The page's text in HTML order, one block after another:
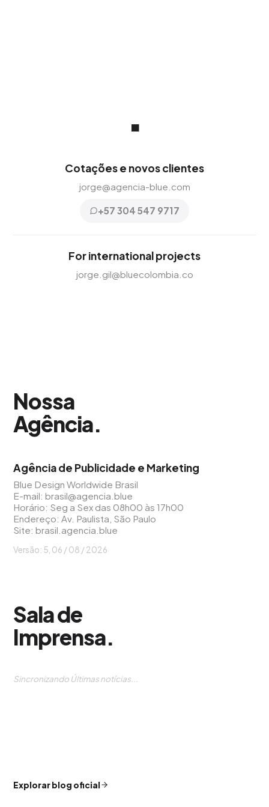
.
Cotações e novos clientes
jorge@agencia-blue.com
+57 304 547 9717
For international projects
jorge.gil@bluecolombia.co
Nossa
Agência.
Agência de Publicidade e Marketing
Blue Design Worldwide Brasil
E-mail:brasil@agencia.blue
Horário: Seg a Sex das 08h00 às 17h00
Endereço: Av. Paulista, São Paulo
Site:brasil.agencia.blue
Versão: 5, 06 / 08 / 2026
Sala de
Imprensa.
Sincronizando Últimas notícias...
Explorar blog oficial